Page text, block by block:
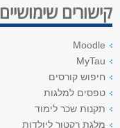
קישורים שימושיים
Moodle
MyTau
חיפוש קורסים
טפסים למלגות
תקנות שכר לימוד
מלגת רקטור ליולדות